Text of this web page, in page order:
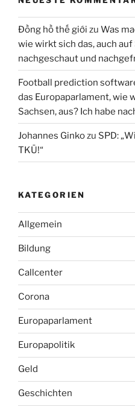
Đồng hồ thế giới zu Was
wie wirkt sich das, auch auf
nachgeschaut und
Football prediction
das Europaparlament, wie
Sachsen, aus? Ich habe
Johannes Ginkozu SPD:
TKÜ!“
KATEGORIEN
Allgemein
Bildung
Callcenter
Corona
Europaparlament
Europapolitik
Geld
Geschichten